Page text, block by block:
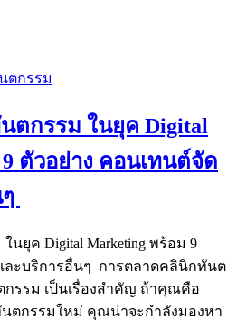
ตกรรม ในยุค Digital
ตัวอย่าง คอนเทนต์จัด
ยุค Digital Marketing พร้อม 9
ละบริการอื่นๆ การตลาดคลินิกทันต
รรม เป็นเรื่องสำคัญ ถ้าคุณคือ
ตกรรมใหม่ คุณน่าจะกำลังมองหา